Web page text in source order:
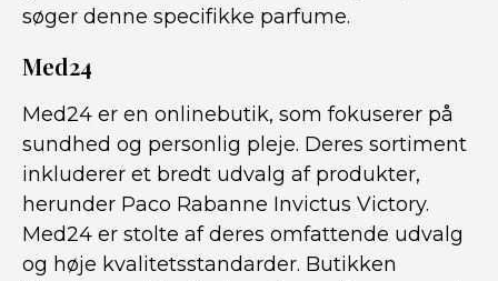
søger denne specifikke parfume.
Med24
Med24 er en onlinebutik, som fokuserer på
sundhed og personlig pleje. Deres sortiment
inkluderer et bredt udvalg af produkter,
herunder Paco Rabanne Invictus Victory.
Med24 er stolte af deres omfattende udvalg
og høje kvalitetsstandarder. Butikken